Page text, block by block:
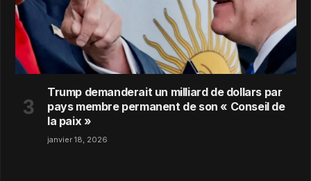
Trump demanderait un milliard de dollars par
pays membre permanent de son « Conseil de
la paix »
janvier 18, 2026